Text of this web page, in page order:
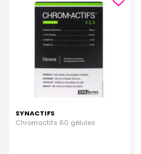
SYNACTIFS
Chromactifs 60 gélules